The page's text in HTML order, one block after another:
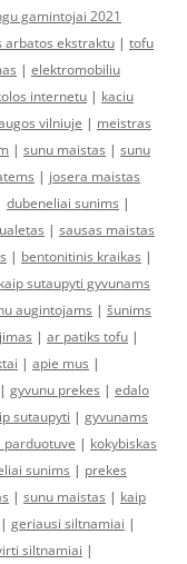
gamintojai 2021
arbatos ekstraktu | tofu
| elektromobiliu
internetu | kaciu
vilniuje | meistras
| sunu maistas | sunu
| josera maistas
dubeneliai sunims |
| sausas maistas
| bentonitinis kraikas |
kaip sutaupyti gyvunams
augintojams | šunims
| ar patiks tofu |
| apie mus |
| gyvunu prekes | edalo
sutaupyti | gyvunams
| kokybiskas
sunims | prekes
| sunu maistas | kaip
| geriausi siltnamiai |
siltnamiai |